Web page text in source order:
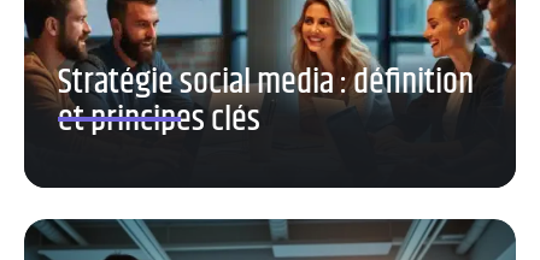
Stratégie social media : définition
et principes clés